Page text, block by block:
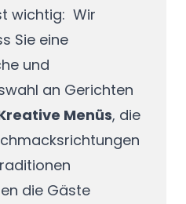
wichtig: Wir
Sie eine
und
an Gerichten
Menüs, die
die Gäste